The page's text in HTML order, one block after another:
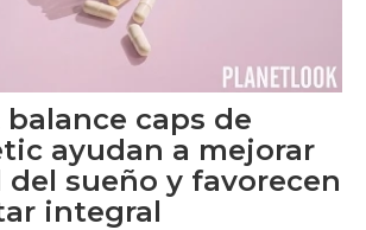
caps de
ayudan a mejorar
del sueño y favorecen
integral